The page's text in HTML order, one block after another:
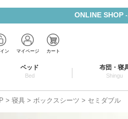
ONLINE SHOP
ン マイページ カート
ベッド
Bed
布団・寝
Shingu
寝具 ボックスシーツ セミダブル